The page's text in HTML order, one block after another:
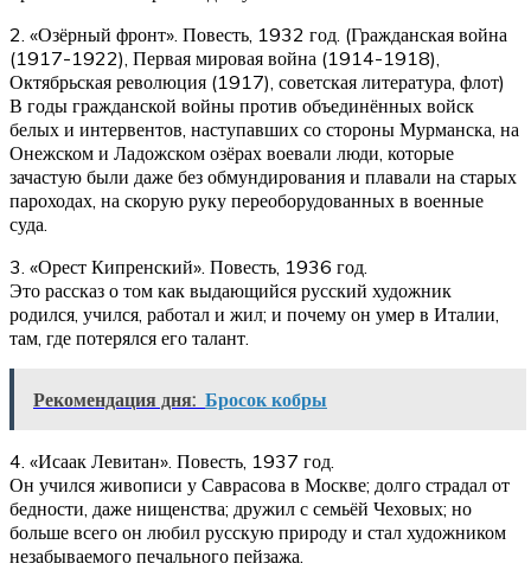
2. «Озёрный фронт». Повесть, 1932 год. (Гражданская война
(1917-1922), Первая мировая война (1914-1918),
Октябрьская революция (1917), советская литература, флот)
В годы гражданской войны против объединённых войск
белых и интервентов, наступавших со стороны Мурманска, на
Онежском и Ладожском озёрах воевали люди, которые
зачастую были даже без обмундирования и плавали на старых
пароходах, на скорую руку переоборудованных в военные
суда.
3. «Орест Кипренский». Повесть, 1936 год.
Это рассказ о том как выдающийся русский художник
родился, учился, работал и жил; и почему он умер в Италии,
там, где потерялся его талант.
Рекомендация дня: Бросок кобры
4. «Исаак Левитан». Повесть, 1937 год.
Он учился живописи у Саврасова в Москве; долго страдал от
бедности, даже нищенства; дружил с семьёй Чеховых; но
больше всего он любил русскую природу и стал художником
незабываемого печального пейзажа.